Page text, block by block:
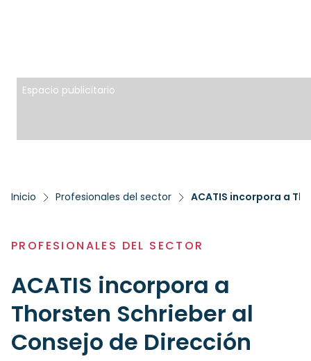
Espacio publicitario
Inicio Profesionales del sector ACATIS incorpora a
PROFESIONALES DEL SECTOR
ACATIS incorpora a
Thorsten Schrieber al
Consejo de Dirección